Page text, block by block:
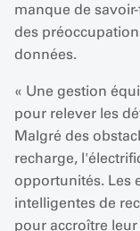
manque de
des
données.
« Une gestion
pour relever les
Malgré des
recharge,
opportunités. Les
intelligentes de
pour accroître